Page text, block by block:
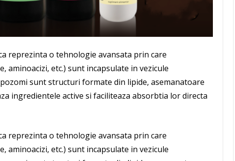
reprezinta o tehnologie avansata prin care
aminoacizi, etc.) sunt incapsulate in vezicule
sunt structuri formate din lipide, asemanatoare
ingredientele active si faciliteaza absorbtia lor directa
reprezinta o tehnologie avansata prin care
aminoacizi, etc.) sunt incapsulate in vezicule